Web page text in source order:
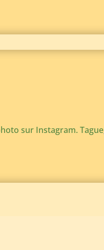
sur Instagram. Tague